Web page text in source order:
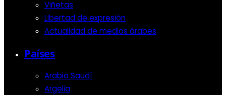
Viñetas
Libertad de expresión
Actualidad de medios árabes
Países
Arabia Saudí
Argelia